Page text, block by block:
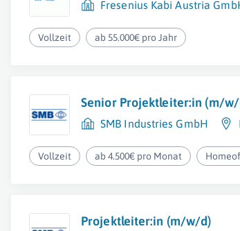
Fresenius Kabi Austria
Vollzeit ab 55.000€ pro Jahr
Senior Projektleiter:in (m/w/
SMB Industries GmbH
Vollzeit ab 4.500€ pro Monat
Projektleiter:in (m/w/d)